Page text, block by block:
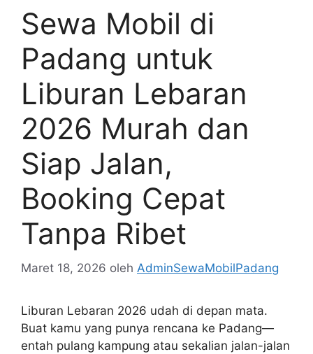
Sewa Mobil di
Padang untuk
Liburan Lebaran
2026 Murah dan
Siap Jalan,
Booking Cepat
Tanpa Ribet
Maret 18, 2026 oleh AdminSewaMobilPadang
Liburan Lebaran 2026 udah di depan mata.
Buat kamu yang punya rencana ke Padang—
entah pulang kampung atau sekalian jalan-jalan